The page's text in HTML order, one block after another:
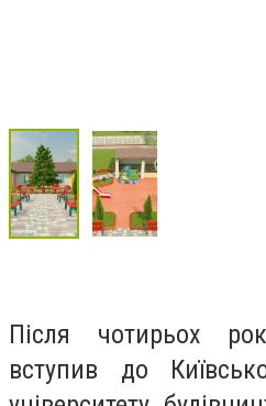
Після чотирьох
вступив до